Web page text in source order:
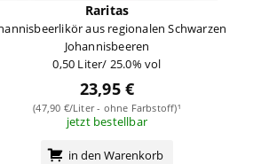
Raritas
aus regionalen Schwarzen
Johannisbeeren
0,50 Liter/ 25.0% vol
23,95 €
(47,90 €/Liter - ohne Farbstoff)¹
jetzt bestellbar
in den Warenkorb